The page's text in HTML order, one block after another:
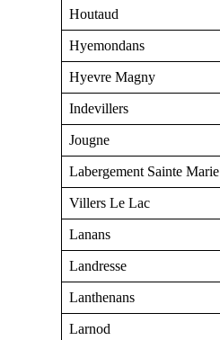
Houtaud
Hyemondans
Hyevre Magny
Indevillers
Jougne
Labergement Sainte Marie
Villers Le Lac
Lanans
Landresse
Lanthenans
Larnod